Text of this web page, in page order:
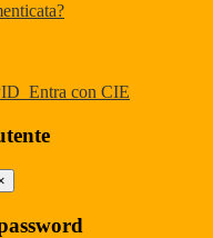
Entra con CIE